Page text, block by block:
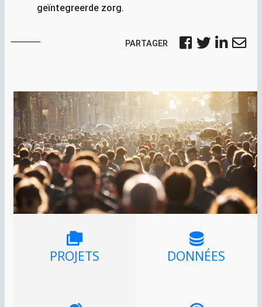
geïntegreerde zorg.
PARTAGER
PROJETS DONNÉES